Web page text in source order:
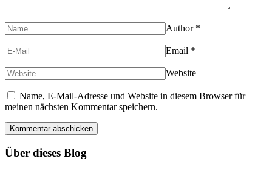
Author *
Email *
Website
Name, E-Mail-Adresse und Website in diesem Browser für
meinen nächsten Kommentar speichern.
Über dieses Blog